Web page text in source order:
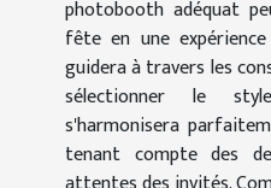
photobooth adéquat
fête en une
guidera à travers les
sélectionner le
s'harmonisera
tenant compte des